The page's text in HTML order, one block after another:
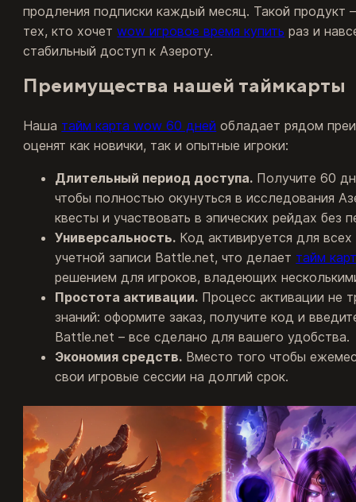
продления подписки каждый месяц. Такой продукт
тех, кто хочетwow игровое время купить раз и
стабильный доступ к Азероту.
Преимущества нашей таймкарты
Наша тайм карта wow 60 дней обладает рядом
оценят как новички, так и опытные игроки:
Длительный период доступа. Получите 60
чтобы полностью окунуться в исследования
квесты и участвовать в эпических рейдах без
Универсальность. Код активируется для
учетной записи Battle.net, что делает тайм
решением для игроков, владеющих
Простота активации. Процесс активации не
знаний: оформите заказ, получите код и
Battle.net – все сделано для вашего удобства.
Экономия средств. Вместо того чтобы
свои игровые сессии на долгий срок.